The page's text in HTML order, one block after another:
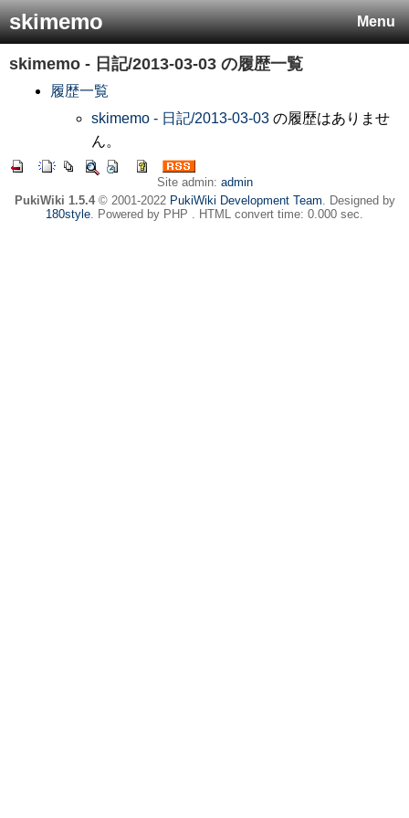
Menu
skimemo
skimemo - 日記/2013-03-03 の履歴一覧
履歴一覧
skimemo - 日記/2013-03-03 の履歴はありませ
ん。
Site admin: admin
PukiWiki 1.5.4© 2001-2022 PukiWiki Development Team. Designed by
180style. Powered by PHP . HTML convert time: 0.000 sec.